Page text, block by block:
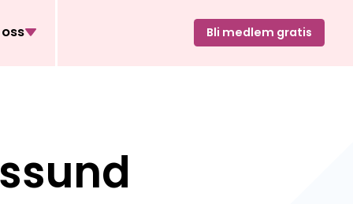
Bli medlem gratis